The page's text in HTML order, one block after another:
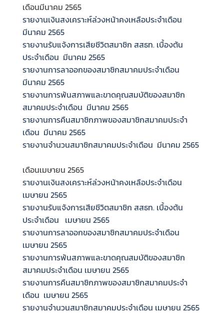
เดือนมีนาคม 2565
รายงานเงินสงเคราะห์ล่วงหน้าคงเหลือประจำเดือน
มีนาคม 2565
รายงานรับแจ้งการเสียชีวิตสมาชิก สสธท. เบื้องต้น
ประจำเดือน มีนาคม 2565
รายงานการลาออกของสมาชิกสมาคมประจำเดือน
มีนาคม 2565
รายงานการพ้นสภาพและขาดคุณสมบัติของสมาชิก
สมาคมประจำเดือน มีนาคม 2565
รายงานการคืนสมาชิกภาพของสมาชิกสมาคมประจำ
เดือน มีนาคม 2565
รายงานจำนวนสมาชิกสมาคมประจำเดือน มีนาคม 2565
เดือนเมษายน 2565
รายงานเงินสงเคราะห์ล่วงหน้าคงเหลือประจำเดือน
เมษายน 2565
รายงานรับแจ้งการเสียชีวิตสมาชิก สสธท. เบื้องต้น
ประจำเดือน เมษายน 2565
รายงานการลาออกของสมาชิกสมาคมประจำเดือน
เมษายน 2565
รายงานการพ้นสภาพและขาดคุณสมบัติของสมาชิก
สมาคมประจำเดือน เมษายน 2565
รายงานการคืนสมาชิกภาพของสมาชิกสมาคมประจำ
เดือน เมษายน 2565
รายงานจำนวนสมาชิกสมาคมประจำเดือน เมษายน 2565